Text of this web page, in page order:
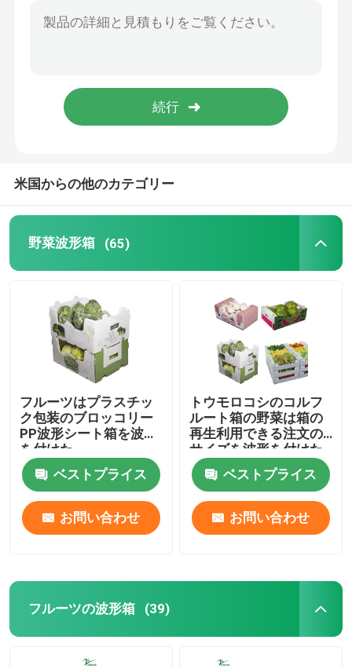
米国からの他のカテゴリー
野菜波形箱 (65)
フルーツはプラスチッ
ク包装のブロッコリー
PP波形シート箱を波形
を付けた
ベストプライス
お問い合わせ
トウモロコシのコルフ
ルート箱の野菜は箱の
再生利用できる注文の
サイズを波形を付けた
ベストプライス
お問い合わせ
フルーツの波形箱 (39)